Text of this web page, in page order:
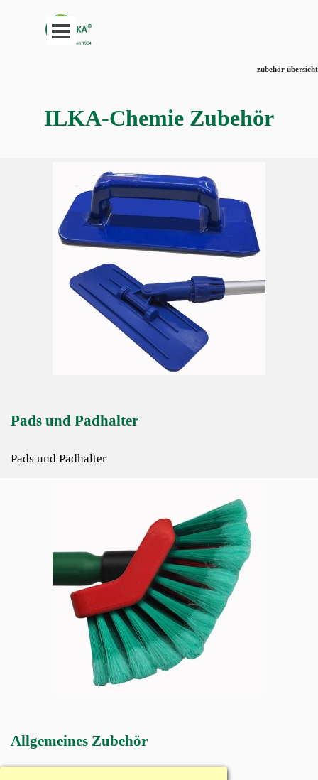
Menü überspringen
zubehör übersicht
ILKA-Chemie Zubehör
Pads und Padhalter
Pads und Padhalter
Allgemeines Zubehör
zum Beispiel pH-Meßstreifen